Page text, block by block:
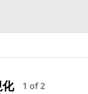
化 1 of 2